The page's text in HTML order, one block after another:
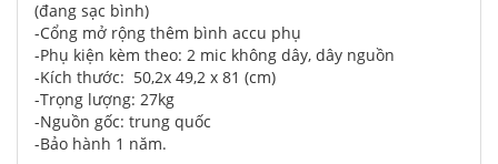
(đang sạc bình)
-Cổng mở rộng thêm bình accu phụ
-Phụ kiện kèm theo: 2 mic không dây, dây nguồn
-Kích thước: 50,2x 49,2 x 81 (cm)
-Trọng lượng: 27kg
-Nguồn gốc: trung quốc
-Bảo hành 1 năm.